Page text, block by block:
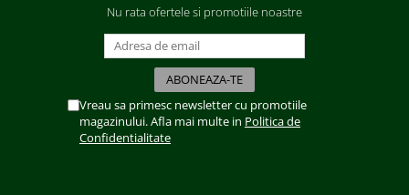
Nu rata ofertele si promotiile noastre
Vreau sa primesc newsletter cu promotiile
magazinului. Afla mai multe in Politica de
Confidentialitate